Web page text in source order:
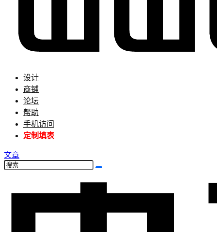
设计
商铺
论坛
帮助
手机访问
定制填表
文章